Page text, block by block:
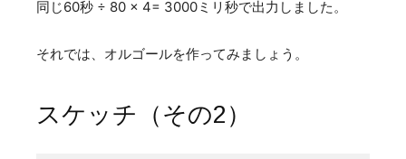
同じ60秒 ÷ 80 × 4= 3000ミリ秒で出力しました。
それでは、オルゴールを作ってみましょう。
スケッチ（その2）